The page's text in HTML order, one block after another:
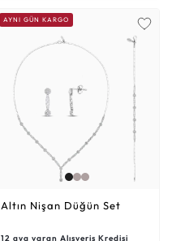
AYNI GÜN KARGO
Altın Nişan Düğün Set
12 aya varan Alışveriş Kredisi